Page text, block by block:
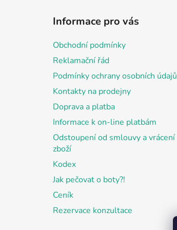
Informace pro vás
Obchodní podmínky
Reklamační řád
Podmínky ochrany osobních údajů
Kontakty na prodejny
Doprava a platba
Informace k on-line platbám
Odstoupení od smlouvy a vrácení
zboží
Kodex
Jak pečovat o boty?!
Ceník
Rezervace konzultace